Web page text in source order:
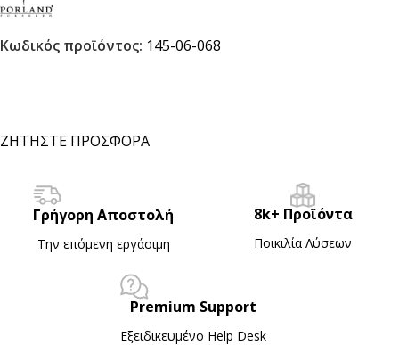
Κωδικός προϊόντος: 145-06-068
ΖΗΤΗΣΤΕ ΠΡΟΣΦΟΡΑ
Γρήγορη Αποστολή
Την επόμενη εργάσιμη
8k+ Προϊόντα
Ποικιλία Λύσεων
Premium Support
Εξειδικευμένο Ηelp Desk